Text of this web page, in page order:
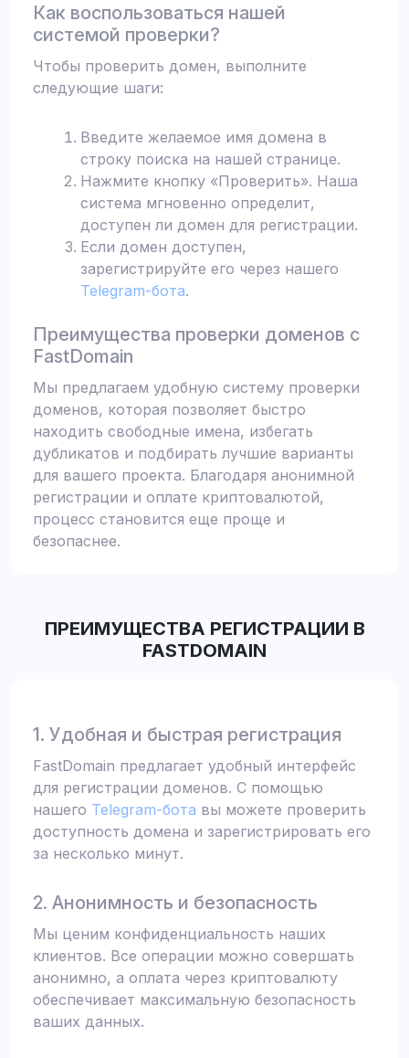
Как воспользоваться нашей
системой проверки?
Чтобы проверить домен, выполните
следующие шаги:
Введите желаемое имя домена в
строку поиска на нашей странице.
Нажмите кнопку «Проверить». Наша
система мгновенно определит,
доступен ли домен для регистрации.
Если домен доступен,
зарегистрируйте его через нашего
Telegram-бота.
Преимущества проверки доменов с
FastDomain
Мы предлагаем удобную систему проверки
доменов, которая позволяет быстро
находить свободные имена, избегать
дубликатов и подбирать лучшие варианты
для вашего проекта. Благодаря анонимной
регистрации и оплате криптовалютой,
процесс становится еще проще и
безопаснее.
ПРЕИМУЩЕСТВА РЕГИСТРАЦИИ В
FASTDOMAIN
1. Удобная и быстрая регистрация
FastDomain предлагает удобный интерфейс
для регистрации доменов. С помощью
нашего Telegram-бота вы можете проверить
доступность домена и зарегистрировать его
за несколько минут.
2. Анонимность и безопасность
Мы ценим конфиденциальность наших
клиентов. Все операции можно совершать
анонимно, а оплата через криптовалюту
обеспечивает максимальную безопасность
ваших данных.